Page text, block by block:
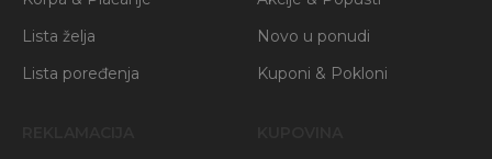
Lista želja
Lista poređenja
Novo u ponudi
Kuponi & Pokloni